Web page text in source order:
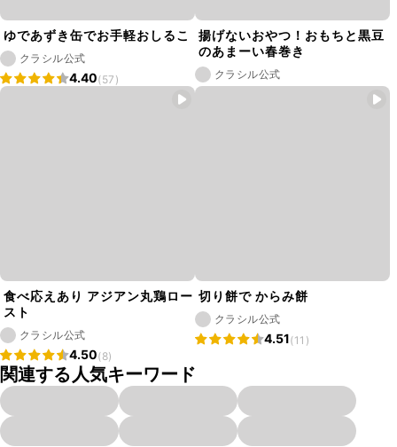
ゆであずき缶でお手軽おしるこ
クラシル公式
4.40(57)
揚げないおやつ！おもちと黒豆
のあまーい春巻き
クラシル公式
食べ応えあり アジアン丸鶏ロー
スト
クラシル公式
4.50(8)
切り餅で からみ餅
クラシル公式
4.51(11)
関連する人気キーワード